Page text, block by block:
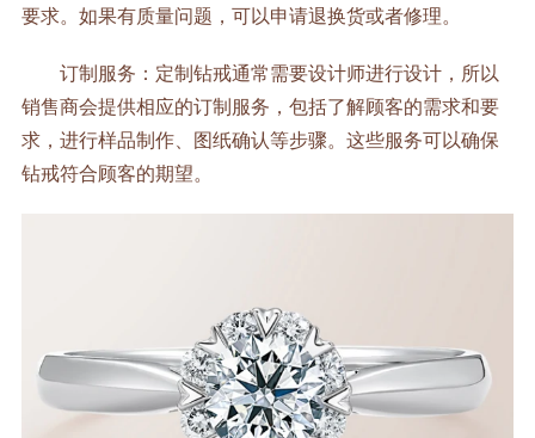
要求。如果有质量问题，可以申请退换货或者修理。
订制服务：定制钻戒通常需要设计师进行设计，所以
销售商会提供相应的订制服务，包括了解顾客的需求和要
求，进行样品制作、图纸确认等步骤。这些服务可以确保
钻戒符合顾客的期望。